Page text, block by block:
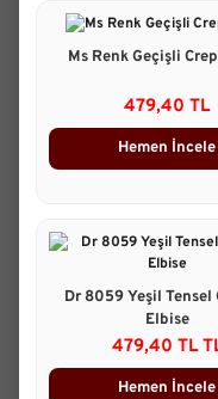
Ms Renk Geçişli
479,40 TL
Hemen İncele
Dr 8059 Yeşil Tensel
Elbise
479,40 TL
Hemen İncele